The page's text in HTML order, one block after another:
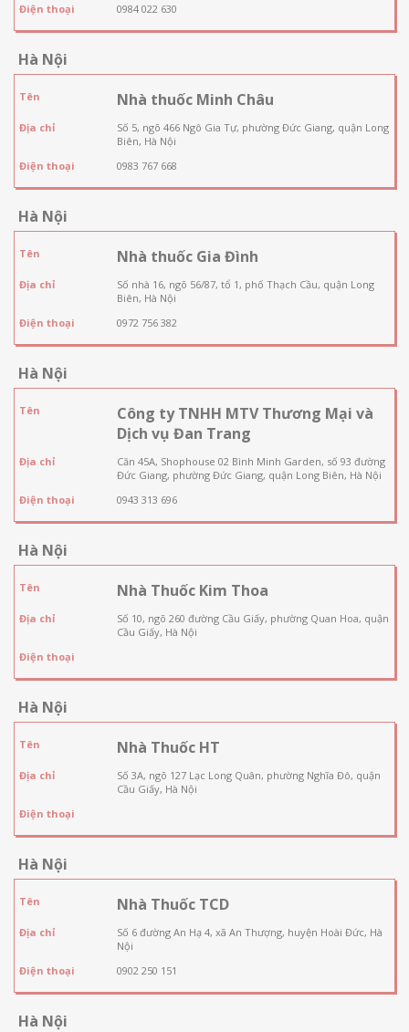
Điện thoại
0984 022 630
Hà Nội
Tên Nhà thuốc Minh Châu
Địa chỉ
Số 5, ngõ 466 Ngô Gia Tự, phường Đức Giang, quận Long
Biên, Hà Nội
Điện thoại
0983 767 668
Hà Nội
Tên Nhà thuốc Gia Đình
Địa chỉ
Số nhà 16, ngõ 56/87, tổ 1, phố Thạch Cầu, quận Long
Biên, Hà Nội
Điện thoại
0972 756 382
Hà Nội
Tên
Công ty TNHH MTV Thương Mại và
Dịch vụ Đan Trang
Địa chỉ
Căn 45A, Shophouse 02 Bình Minh Garden, số 93 đường
Đức Giang, phường Đức Giang, quận Long Biên, Hà Nội
Điện thoại
0943 313 696
Hà Nội
Tên Nhà Thuốc Kim Thoa
Địa chỉ
Số 10, ngõ 260 đường Cầu Giấy, phường Quan Hoa, quận
Cầu Giấy, Hà Nội
Điện thoại
Hà Nội
Tên Nhà Thuốc HT
Địa chỉ
Số 3A, ngõ 127 Lạc Long Quân, phường Nghĩa Đô, quận
Cầu Giấy, Hà Nội
Điện thoại
Hà Nội
Tên Nhà Thuốc TCD
Địa chỉ
Số 6 đường An Hạ 4, xã An Thượng, huyện Hoài Đức, Hà
Nội
Điện thoại
0902 250 151
Hà Nội